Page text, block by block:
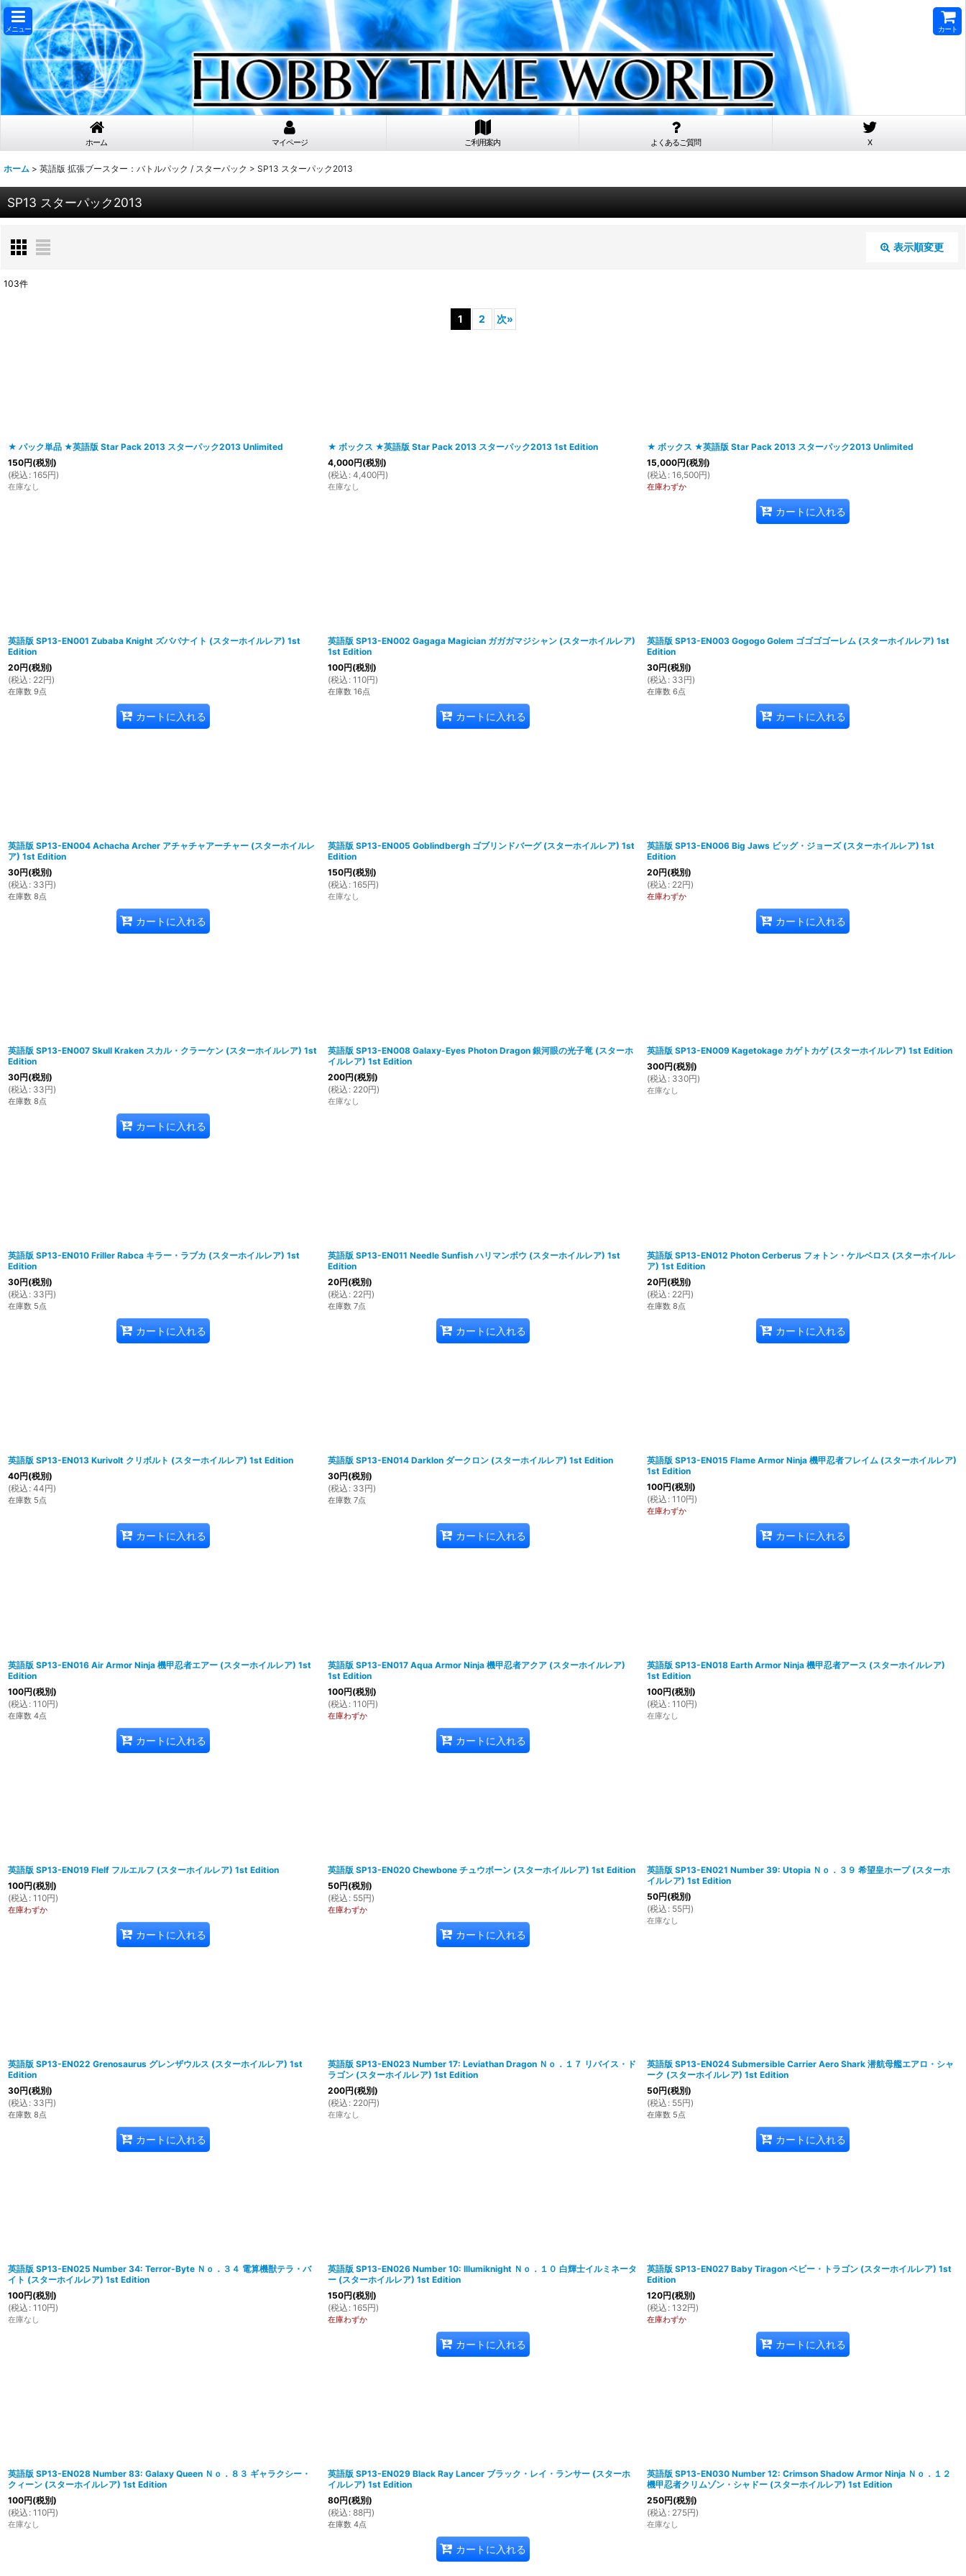
メニュー カート
ホーム マイページ ご利用案内 よくあるご質問 X
ホーム > 英語版 拡張ブースター：バトルパック / スターパック > SP13 スターパック2013
SP13 スターパック2013
表示順変更
103件
1 2 次»
★ パック単品 ★英語版 Star Pack 2013 スターパック2013 Unlimited
150円(税別)
(税込 : 165円)
在庫なし
★ ボックス ★英語版 Star Pack 2013 スターパック2013 1st Edition
4,000円(税別)
(税込 : 4,400円)
在庫なし
★ ボックス ★英語版 Star Pack 2013 スターパック2013 Unlimited
15,000円(税別)
(税込 : 16,500円)
在庫わずか
カートに入れる
英語版 SP13-EN001 Zubaba Knight ズババナイト (スターホイルレア) 1st
Edition
20円(税別)
(税込 : 22円)
在庫数 9点
カートに入れる
英語版 SP13-EN002 Gagaga Magician ガガガマジシャン (スターホイルレア)
1st Edition
100円(税別)
(税込 : 110円)
在庫数 16点
カートに入れる
英語版 SP13-EN003 Gogogo Golem ゴゴゴゴーレム (スターホイルレア) 1st
Edition
30円(税別)
(税込 : 33円)
在庫数 6点
カートに入れる
英語版 SP13-EN004 Achacha Archer アチャチャアーチャー (スターホイルレ
ア) 1st Edition
30円(税別)
(税込 : 33円)
在庫数 8点
カートに入れる
英語版 SP13-EN005 Goblindbergh ゴブリンドバーグ (スターホイルレア) 1st
Edition
150円(税別)
(税込 : 165円)
在庫なし
英語版 SP13-EN006 Big Jaws ビッグ・ジョーズ (スターホイルレア) 1st
Edition
20円(税別)
(税込 : 22円)
在庫わずか
カートに入れる
英語版 SP13-EN007 Skull Kraken スカル・クラーケン (スターホイルレア) 1st
Edition
30円(税別)
(税込 : 33円)
在庫数 8点
カートに入れる
英語版 SP13-EN008 Galaxy-Eyes Photon Dragon 銀河眼の光子竜 (スターホ
イルレア) 1st Edition
200円(税別)
(税込 : 220円)
在庫なし
英語版 SP13-EN009 Kagetokage カゲトカゲ (スターホイルレア) 1st Edition
300円(税別)
(税込 : 330円)
在庫なし
英語版 SP13-EN010 Friller Rabca キラー・ラブカ (スターホイルレア) 1st
Edition
30円(税別)
(税込 : 33円)
在庫数 5点
カートに入れる
英語版 SP13-EN011 Needle Sunfish ハリマンボウ (スターホイルレア) 1st
Edition
20円(税別)
(税込 : 22円)
在庫数 7点
カートに入れる
英語版 SP13-EN012 Photon Cerberus フォトン・ケルベロス (スターホイルレ
ア) 1st Edition
20円(税別)
(税込 : 22円)
在庫数 8点
カートに入れる
英語版 SP13-EN013 Kurivolt クリボルト (スターホイルレア) 1st Edition
40円(税別)
(税込 : 44円)
在庫数 5点
カートに入れる
英語版 SP13-EN014 Darklon ダークロン (スターホイルレア) 1st Edition
30円(税別)
(税込 : 33円)
在庫数 7点
カートに入れる
英語版 SP13-EN015 Flame Armor Ninja 機甲忍者フレイム (スターホイルレア)
1st Edition
100円(税別)
(税込 : 110円)
在庫わずか
カートに入れる
英語版 SP13-EN016 Air Armor Ninja 機甲忍者エアー (スターホイルレア) 1st
Edition
100円(税別)
(税込 : 110円)
在庫数 4点
カートに入れる
英語版 SP13-EN017 Aqua Armor Ninja 機甲忍者アクア (スターホイルレア)
1st Edition
100円(税別)
(税込 : 110円)
在庫わずか
カートに入れる
英語版 SP13-EN018 Earth Armor Ninja 機甲忍者アース (スターホイルレア)
1st Edition
100円(税別)
(税込 : 110円)
在庫なし
英語版 SP13-EN019 Flelf フルエルフ (スターホイルレア) 1st Edition
100円(税別)
(税込 : 110円)
在庫わずか
カートに入れる
英語版 SP13-EN020 Chewbone チュウボーン (スターホイルレア) 1st Edition
50円(税別)
(税込 : 55円)
在庫わずか
カートに入れる
英語版 SP13-EN021 Number 39: Utopia Ｎｏ．３９ 希望皇ホープ (スターホ
イルレア) 1st Edition
50円(税別)
(税込 : 55円)
在庫なし
英語版 SP13-EN022 Grenosaurus グレンザウルス (スターホイルレア) 1st
Edition
30円(税別)
(税込 : 33円)
在庫数 8点
カートに入れる
英語版 SP13-EN023 Number 17: Leviathan Dragon Ｎｏ．１７ リバイス・ド
ラゴン (スターホイルレア) 1st Edition
200円(税別)
(税込 : 220円)
在庫なし
英語版 SP13-EN024 Submersible Carrier Aero Shark 潜航母艦エアロ・シャ
ーク (スターホイルレア) 1st Edition
50円(税別)
(税込 : 55円)
在庫数 5点
カートに入れる
英語版 SP13-EN025 Number 34: Terror-Byte Ｎｏ．３４ 電算機獣テラ・バ
イト (スターホイルレア) 1st Edition
100円(税別)
(税込 : 110円)
在庫なし
英語版 SP13-EN026 Number 10: Illumiknight Ｎｏ．１０ 白輝士イルミネータ
ー (スターホイルレア) 1st Edition
150円(税別)
(税込 : 165円)
在庫わずか
カートに入れる
英語版 SP13-EN027 Baby Tiragon ベビー・トラゴン (スターホイルレア) 1st
Edition
120円(税別)
(税込 : 132円)
在庫わずか
カートに入れる
英語版 SP13-EN028 Number 83: Galaxy Queen Ｎｏ．８３ ギャラクシー・
クィーン (スターホイルレア) 1st Edition
100円(税別)
(税込 : 110円)
在庫なし
英語版 SP13-EN029 Black Ray Lancer ブラック・レイ・ランサー (スターホ
イルレア) 1st Edition
80円(税別)
(税込 : 88円)
在庫数 4点
カートに入れる
英語版 SP13-EN030 Number 12: Crimson Shadow Armor Ninja Ｎｏ．１２
機甲忍者クリムゾン・シャドー (スターホイルレア) 1st Edition
250円(税別)
(税込 : 275円)
在庫なし